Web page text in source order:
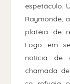
espetáculo.
Raymonde,
platéia de
Logo em
notícia de
chamada